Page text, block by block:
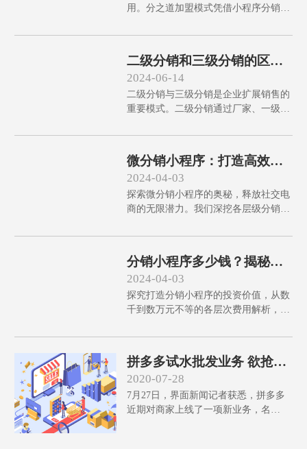
用。分之道加盟模式凭借小程序分销商
优化和品牌知名度提升等显著优势。三
销成本，还大大增强了消费者体验。一
探究竟，了解这个数字化模式如何变革
茶酒饮料行业。
二级分销和三级分销的区别
及应用指南
2024-06-14
二级分销与三级分销是企业扩展销售的
重要模式。二级分销通过厂家、一级分
销售，适合生命周期短、市场稳定的商
品；三级分销增加三级分销商，适用于
大规模市场扩展和生命周期长的商品。
企业需根据市场需求和产品特点选定分
销模式，并通过有效管理、培训和支持
体系保障高效运作。了解更多如何选择
巧，帮助企业在市场中取得竞争优势。
微分销小程序：打造高效销
售网络
2024-04-03
探索微分销小程序的奥秘，释放社交电
商的无限潜力。我们深挖各层级分销模
动力十足的分销团队，激活销售推广，
精准数据分析优化。读懂这些，您即可
领航数字营销新纪元。
分销小程序多少钱？揭秘费
用与价值
2024-04-03
探究打造分销小程序的投资价值，从数
千到数万元不等的各层次费用解析，到
一剖析定制化开发的复杂性和优化策
略。无论是初创小企业还是大型集团，
都能找到适宜的解决方案，助力提升销
售渠道效率，实现精准营销。立即了解
如何利用小程序商城有效提高企业收入
的秘籍。
拼多多试水批发业务 欲抢食
阿里微商供应市场？
2020-07-28
7月27日，界面新闻记者获悉，拼多多
近期对商家上线了一项新业务，名